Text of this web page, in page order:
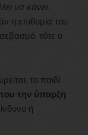
να κάνει
η επιθυμία του
τότε ο
το παιδί
του την ύπαρξη
ή